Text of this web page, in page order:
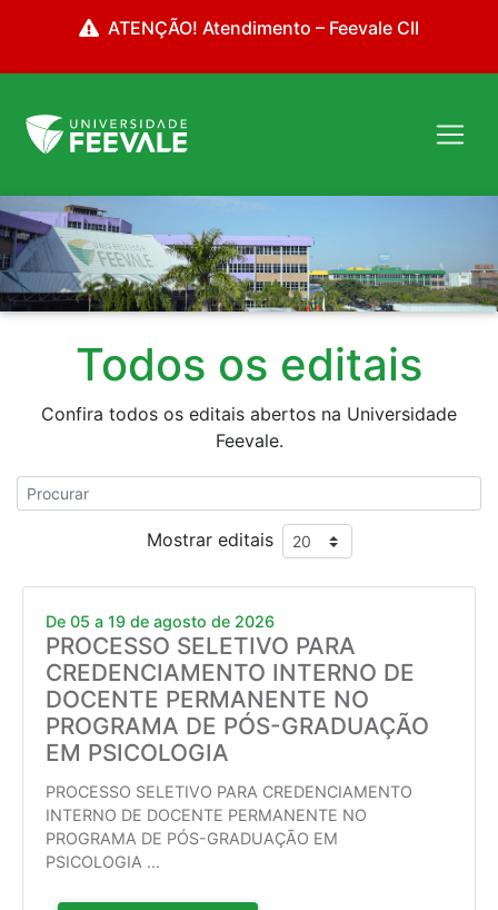
ATENÇÃO! Atendimento – Feevale CII
Todos os editais
Confira todos os editais abertos na Universidade
Feevale.
Mostrar editais
De 05 a 19 de agosto de 2026
PROCESSO SELETIVO PARA
CREDENCIAMENTO INTERNO DE
DOCENTE PERMANENTE NO
PROGRAMA DE PÓS-GRADUAÇÃO
EM PSICOLOGIA
PROCESSO SELETIVO PARA CREDENCIAMENTO
INTERNO DE DOCENTE PERMANENTE NO
PROGRAMA DE PÓS-GRADUAÇÃO EM
PSICOLOGIA ...